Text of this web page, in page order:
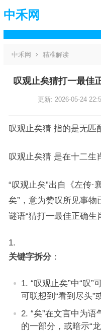
中禾网
中禾网 精准解读
叹观止矣猜打一最佳
更新: 2026-05-24
叹观止矣猜 指的是无匹
叹观止矣猜 是在十二生
“叹观止矣”出自《左传·
矣”，意为赞叹所见事
谜语“猜打一最佳正确生
关键字拆分：
“叹观止矣”中“叹”
可联想到“看到尽头”
“矣”在文言中为语
的一部分，或暗示“